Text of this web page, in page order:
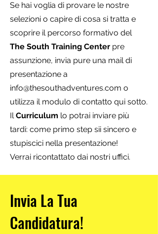
Se hai voglia di provare le nostre
selezioni o capire di cosa si tratta e
scoprire il percorso formativo del
The South Training Center pre
assunzione, invia pure una mail di
presentazione a
info@thesouthadventures.com o
utilizza il modulo di contatto qui sotto.
IlCurriculum lo potrai inviare più
tardi: come primo step sii sincero e
stupiscici nella presentazione!
Verrai ricontattato dai nostri uffici.
Invia La Tua
Candidatura!